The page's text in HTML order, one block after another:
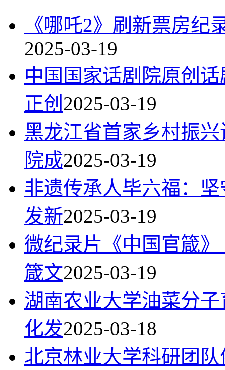
《哪吒2》刷新票房纪
2025-03-19
中国国家话剧院原创
正创 2025-03-19
黑龙江省首家乡村振
院成2025-03-19
非遗传承人毕六福：
发新2025-03-19
微纪录片《中国官箴
箴文2025-03-19
湖南农业大学油菜分
化发2025-03-18
北京林业大学科研团